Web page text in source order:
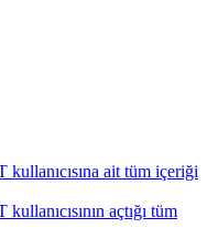
ait tüm içeriği
açtığı tüm